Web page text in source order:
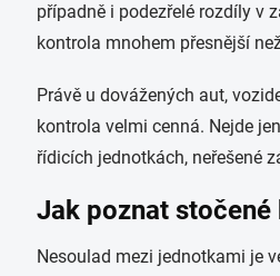
případně i podezřelé rozdíly v
kontrola mnohem přesnější
Právě u dovážených aut,
kontrola velmi cenná. Nejde
řídicích jednotkách, neřešené
Jak poznat
Nesoulad mezi jednotkami je